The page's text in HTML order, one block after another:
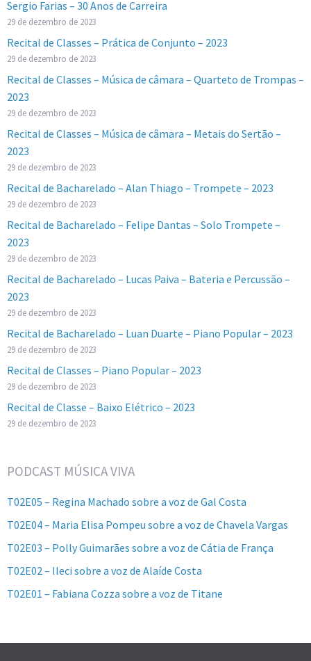
Sergio Farias – 30 Anos de Carreira
29 de dezembro de 2023
Recital de Classes – Prática de Conjunto – 2023
29 de dezembro de 2023
Recital de Classes – Música de câmara – Quarteto de Trompas –
2023
29 de dezembro de 2023
Recital de Classes – Música de câmara – Metais do Sertão –
2023
29 de dezembro de 2023
Recital de Bacharelado – Alan Thiago – Trompete – 2023
29 de dezembro de 2023
Recital de Bacharelado – Felipe Dantas – Solo Trompete –
2023
29 de dezembro de 2023
Recital de Bacharelado – Lucas Paiva – Bateria e Percussão –
2023
29 de dezembro de 2023
Recital de Bacharelado – Luan Duarte – Piano Popular – 2023
29 de dezembro de 2023
Recital de Classes – Piano Popular – 2023
29 de dezembro de 2023
Recital de Classe – Baixo Elétrico – 2023
29 de dezembro de 2023
PODCAST MÚSICA VIVA
T02E05 – Regina Machado sobre a voz de Gal Costa
T02E04 – Maria Elisa Pompeu sobre a voz de Chavela Vargas
T02E03 – Polly Guimarães sobre a voz de Cátia de França
T02E02 – Ileci sobre a voz de Alaíde Costa
T02E01 – Fabiana Cozza sobre a voz de Titane